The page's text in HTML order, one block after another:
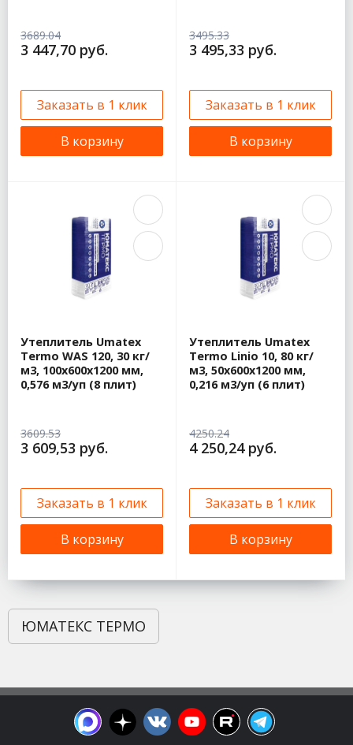
3689.04
3 447,70 руб.
Заказать в 1 клик
В корзину
3495.33
3 495,33 руб.
Заказать в 1 клик
В корзину
Утеплитель Umatex
Termo WAS 120, 30 кг/
м3, 100х600х1200 мм,
0,576 м3/уп (8 плит)
3609.53
3 609,53 руб.
Заказать в 1 клик
В корзину
Утеплитель Umatex
Termo Linio 10, 80 кг/
м3, 50х600х1200 мм,
0,216 м3/уп (6 плит)
4250.24
4 250,24 руб.
Заказать в 1 клик
В корзину
ЮМАТЕКС ТЕРМО